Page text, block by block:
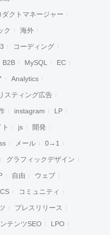
ダクトマネージャー
ク 海外
コーディング
B2B MySQL EC
Analytics
スティング広告
instagram LP
js 開発
メール 0→1
グラフィックデザイン
自由 ウェブ
CS コミュニティ
プレスリリース
テンツSEO LPO